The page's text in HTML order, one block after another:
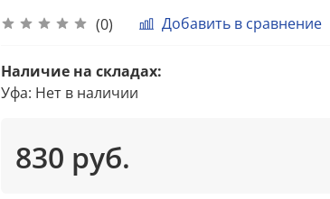
(0) Добавить в сравнение
Наличие на складах:
Уфа: Нет в наличии
830 руб.